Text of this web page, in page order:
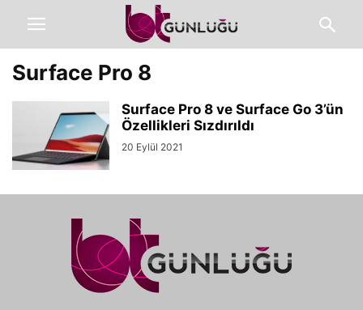
Surface Pro 8
Surface Pro 8 ve Surface Go 3’ün
Özellikleri Sızdırıldı
20 Eylül 2021